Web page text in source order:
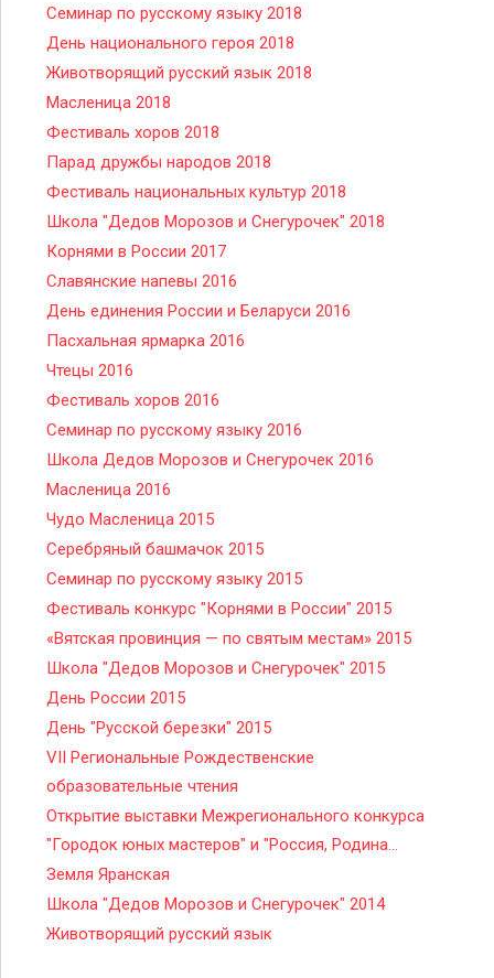
Семинар по русскому языку 2018
День национального героя 2018
Животворящий русский язык 2018
Масленица 2018
Фестиваль хоров 2018
Парад дружбы народов 2018
Фестиваль национальных культур 2018
Школа "Дедов Морозов и Снегурочек" 2018
Корнями в России 2017
Славянские напевы 2016
День единения России и Беларуси 2016
Пасхальная ярмарка 2016
Чтецы 2016
Фестиваль хоров 2016
Семинар по русскому языку 2016
Школа Дедов Морозов и Снегурочек 2016
Масленица 2016
Чудо Масленица 2015
Серебряный башмачок 2015
Семинар по русскому языку 2015
Фестиваль конкурс "Корнями в России" 2015
«Вятская провинция — по святым местам» 2015
Школа "Дедов Морозов и Снегурочек" 2015
День России 2015
День "Русской березки" 2015
VII Региональные Рождественские
образовательные чтения
Открытие выставки Межрегионального конкурса
"Городок юных мастеров" и "Россия, Родина...
Земля Яранская
Школа "Дедов Морозов и Снегурочек" 2014
Животворящий русский язык